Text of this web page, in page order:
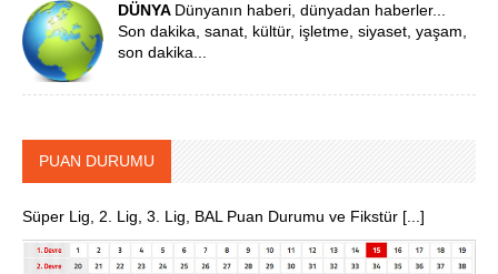
DÜNYA Dünyanın haberi, dünyadan haberler...
Son dakika, sanat, kültür, işletme, siyaset, yaşam,
son dakika...
PUAN DURUMU
Süper Lig, 2. Lig, 3. Lig, BAL Puan Durumu ve Fikstür [...]